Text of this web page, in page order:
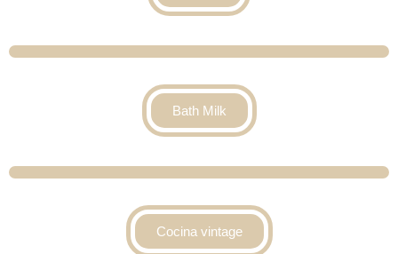
Bath Milk
Cocina vintage